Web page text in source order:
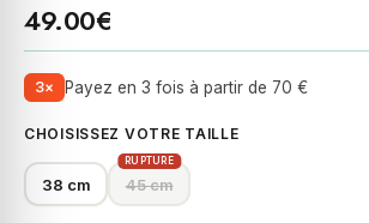
49.00€
3× Payez en 3 fois à partir de 70 €
CHOISISSEZ VOTRE TAILLE
38 cm 45 cm
RUPTURE